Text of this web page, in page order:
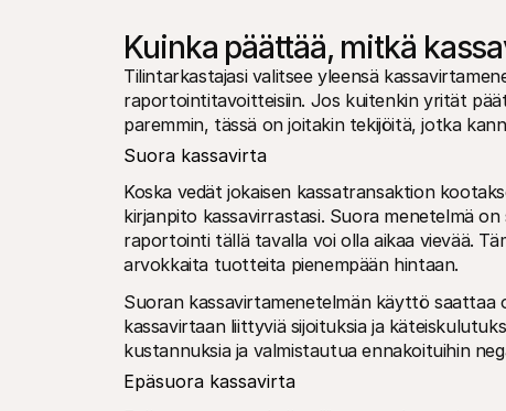
Kuinka päättää, mitkä
Tilintarkastajasi valitsee yleensä
raportointitavoitteisiin. Jos kuitenkin yrität
paremmin, tässä on joitakin tekijöitä, jotka
Suora kassavirta
Koska vedät jokaisen kassatransaktion
kirjanpito kassavirrastasi. Suora menetelmä
raportointi tällä tavalla voi olla aikaa vievää.
arvokkaita tuotteita pienempään hintaan.
Suoran kassavirtamenetelmän käyttö saattaa
kassavirtaan liittyviä sijoituksia ja
kustannuksia ja valmistautua ennakoituihin
Epäsuora kassavirta